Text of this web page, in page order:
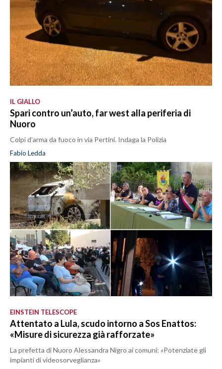
IL GIALLO
Spari contro un’auto, far west alla periferia di
Nuoro
Colpi d’arma da fuoco in via Pertini. Indaga la Polizia
Fabio Ledda
EINSTEIN TELESCOPE
Attentato a Lula, scudo intorno a Sos Enattos:
«Misure di sicurezza già rafforzate»
La prefetta di Nuoro Alessandra Nigro ai comuni: «Potenziate gli
impianti di videosorveglianza»